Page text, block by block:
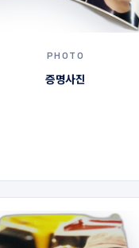
PHOTO
증명사진